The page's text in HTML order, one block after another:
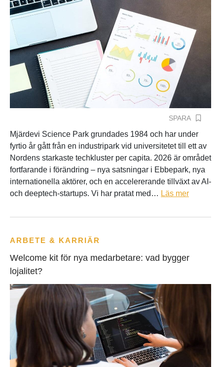
SPARA
Mjärdevi Science Park grundades 1984 och har under
fyrtio år gått från en industripark vid universitetet till ett av
Nordens starkaste techkluster per capita. 2026 är området
fortfarande i förändring – nya satsningar i Ebbepark, nya
internationella aktörer, och en accelererande tillväxt av AI-
och deeptech-startups. Vi har pratat med… Läs mer
ARBETE & KARRIÄR
Welcome kit för nya medarbetare: vad bygger
lojalitet?